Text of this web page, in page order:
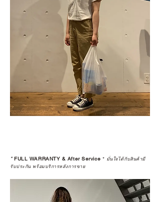
*FULL WARRANTY & After Service * มั่นใจได้กับสินค้ามี
รับประกัน พร้อมบริการหลังการขาย